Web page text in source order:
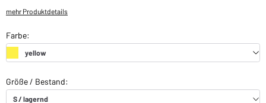
mehr Produktdetails